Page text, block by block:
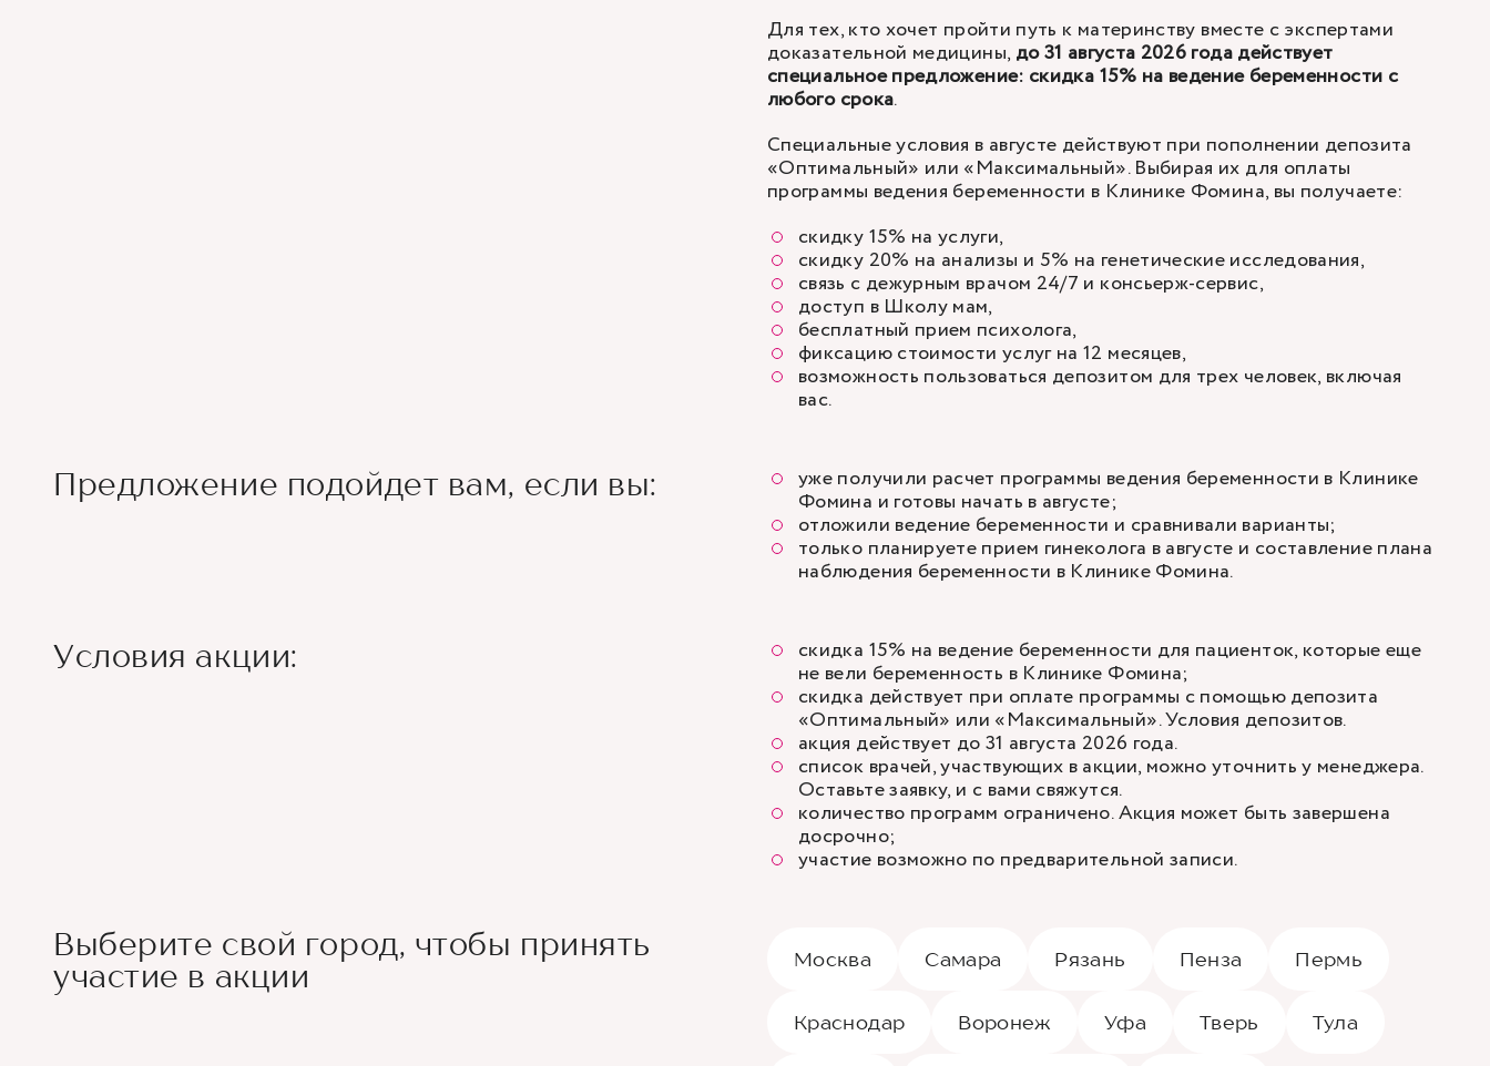
Для тех, кто хочет пройти путь к материнству вместе с экспертами
доказательной медицины, до 31 августа 2026 года действует
специальное предложение: скидка 15% на ведение беременности с
любого срока.
Специальные условия в августе действуют при пополнении депозита
«Оптимальный» или «Максимальный». Выбирая их для оплаты
программы ведения беременности в Клинике Фомина, вы получаете:
скидку 15% на услуги,
скидку 20% на анализы и 5% на генетические исследования,
связь с дежурным врачом 24/7 и консьерж-сервис,
доступ в Школу мам,
бесплатный прием психолога,
фиксацию стоимости услуг на 12 месяцев,
возможность пользоваться депозитом для трех человек, включая
вас.
Предложение подойдет вам, если вы:
уже получили расчет программы ведения беременности в Клинике
Фомина и готовы начать в августе;
отложили ведение беременности и сравнивали варианты;
только планируете прием гинеколога в августе и составление плана
наблюдения беременности в Клинике Фомина.
Условия акции:
скидка 15% на ведение беременности для пациенток, которые еще
не вели беременность в Клинике Фомина;
скидка действует при оплате программы с помощью депозита
«Оптимальный» или «Максимальный».Условия депозитов.
акция действует до 31 августа 2026 года.
список врачей, участвующих в акции, можно уточнить у менеджера.
Оставьте заявку, и с вами свяжутся.
количество программ ограничено. Акция может быть завершена
досрочно;
участие возможно по предварительной записи.
Выберите свой город, чтобы принять
участие в акции
Москва Самара Рязань Пенза Пермь
Краснодар Воронеж Уфа Тверь Тула